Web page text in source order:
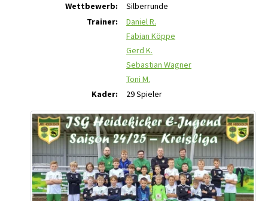
Wettbewerb:
Silberrunde
Trainer:
Daniel R.
Fabian Köppe
Gerd K.
Sebastian Wagner
Toni M.
Kader:
29 Spieler